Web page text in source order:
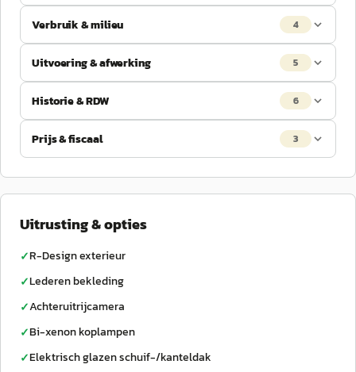
Verbruik & milieu 4
Uitvoering & afwerking 5
Historie & RDW 6
Prijs & fiscaal 3
Uitrusting & opties
✓R-Design exterieur
✓Lederen bekleding
✓Achteruitrijcamera
✓Bi-xenon koplampen
✓Elektrisch glazen schuif-/kanteldak